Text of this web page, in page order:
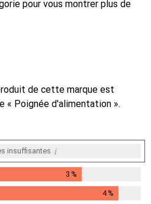
pour vous montrer plus de
de cette marque est
« Poignée d'alimentation ».
insuffisantes i
3 %
4%